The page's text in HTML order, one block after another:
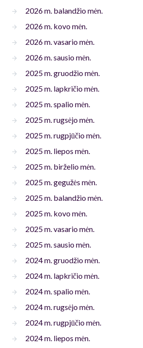
2026 m. balandžio mėn.
2026 m. kovo mėn.
2026 m. vasario mėn.
2026 m. sausio mėn.
2025 m. gruodžio mėn.
2025 m. lapkričio mėn.
2025 m. spalio mėn.
2025 m. rugsėjo mėn.
2025 m. rugpjūčio mėn.
2025 m. liepos mėn.
2025 m. birželio mėn.
2025 m. gegužės mėn.
2025 m. balandžio mėn.
2025 m. kovo mėn.
2025 m. vasario mėn.
2025 m. sausio mėn.
2024 m. gruodžio mėn.
2024 m. lapkričio mėn.
2024 m. spalio mėn.
2024 m. rugsėjo mėn.
2024 m. rugpjūčio mėn.
2024 m. liepos mėn.